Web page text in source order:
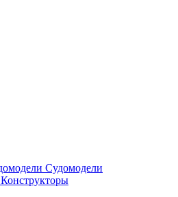
Судомодели
Конструкторы